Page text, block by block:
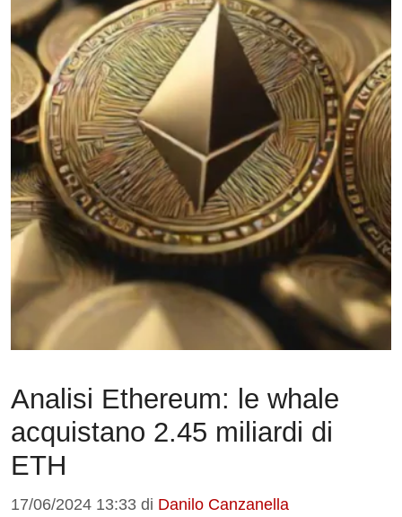
Analisi Ethereum: le whale
acquistano 2.45 miliardi di
ETH
17/06/2024 13:33 di Danilo Canzanella